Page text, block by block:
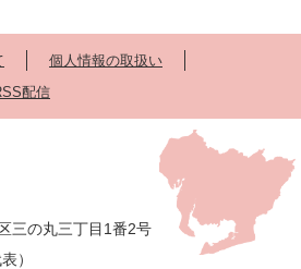
個人情報の取扱い
配信
三の丸三丁目1番2号
）